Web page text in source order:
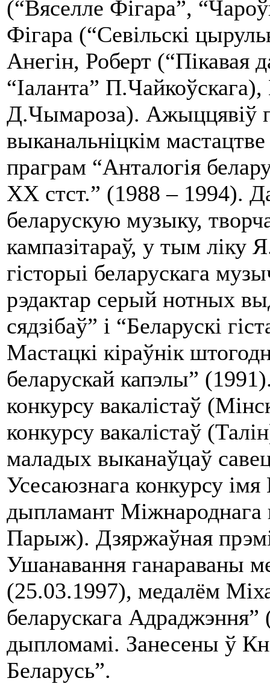
(“Вяселле Фігара”,
Фігара (“Севільскі
Анегін, Роберт (“Пікавая
“Іаланта”
Д.Чымароза). Ажыццявіў
выканальніцкім
праграм “Анталогія
ХХ стст.” (1988 – 1994).
беларускую музыку,
кампазітараў, у тым ліку
гісторыі беларускага
рэдактар серый нотных
сядзібаў” і “Беларускі
Мастацкі кіраўнік
беларускай капэлы”
конкурсу вакалістаў
конкурсу вакалістаў
маладых выканаўцаў
Усесаюзнага конкурсу
дыпламант Міжнароднага
Парыж). Дзяржаўная
Ушанавання ганараваны
(25.03.1997), медалём
беларускага
дыпломамі. Занесены ў
Беларусь”.